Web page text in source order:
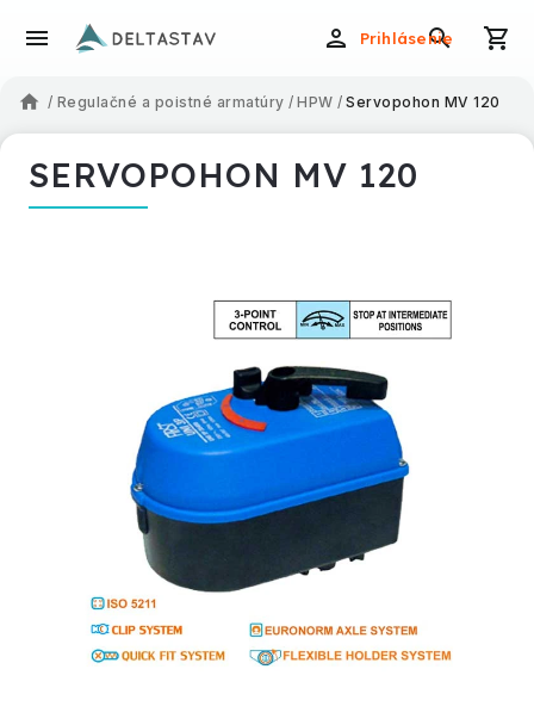
Prihlásenie
/ Regulačné a poistné armatúry / HPW / Servopohon MV 120
SERVOPOHON MV 120